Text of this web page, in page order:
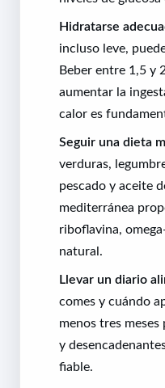
Hidratarse
incluso leve,
Beber entre 1,5 y
aumentar la
calor es
Seguir una dieta
verduras,
pescado y aceite
mediterránea
riboflavina,
natural.
Llevar un diario
comes y cuándo
menos tres
y
fiable.